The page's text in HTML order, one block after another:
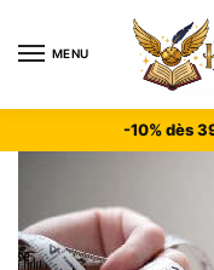
MENU
-10% dès